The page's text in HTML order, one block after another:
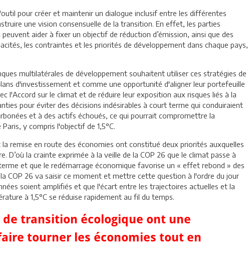
pour créer et maintenir un dialogue inclusif entre les différentes
une vision consensuelle de la transition. En effet, les parties
aider à fixer un objectif de réduction d’émission, ainsi que des
les contraintes et les priorités de développement dans chaque pays,
multilatérales de développement souhaitent utiliser ces stratégies de
d'investissement et comme une opportunité d'aligner leur portefeuille
l'Accord sur le climat et de réduire leur exposition aux risques liés à la
pour éviter des décisions indésirables à court terme qui conduiraient
et à des actifs échoués, ce qui pourrait compromettre la
y compris l'objectif de 1,5°C.
remise en route des économies ont constitué deux priorités auxquelles
D’où la crainte exprimée à la veille de la COP 26 que le climat passe à
et que le redémarrage économique favorise un « effet rebond » des
COP 26 va saisir ce moment et mettre cette question à l'ordre du jour
soient amplifiés et que l'écart entre les trajectoires actuelles et la
à 1,5°C se réduise rapidement au fil du temps.
transition écologique ont une
tourner les économies tout en